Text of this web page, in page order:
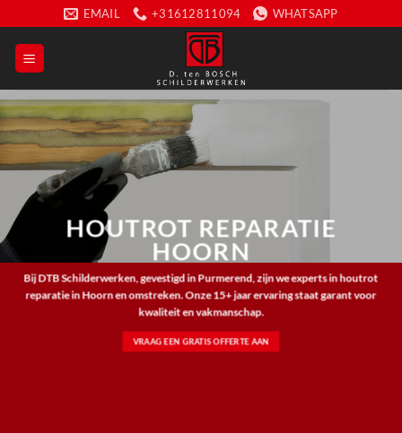
inhoud
EMAIL +31612811094 WHATSAPP
HOUTROT REPARATIE
HOORN
Bij DTB Schilderwerken, gevestigd in Purmerend, zijn we experts in houtrot
reparatie in Hoorn en omstreken. Onze 15+ jaar ervaring staat garant voor
kwaliteit en vakmanschap.
VRAAG EEN GRATIS OFFERTE AAN